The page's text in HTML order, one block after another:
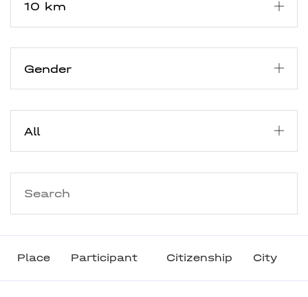
Place Participant Citizenship City